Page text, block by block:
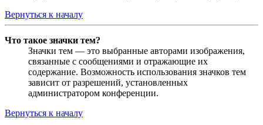
Вернуться к началу
Что такое значки тем?
Значки тем — это выбранные авторами изображения,
связанные с сообщениями и отражающие их
содержание. Возможность использования значков тем
зависит от разрешений, установленных
администратором конференции.
Вернуться к началу